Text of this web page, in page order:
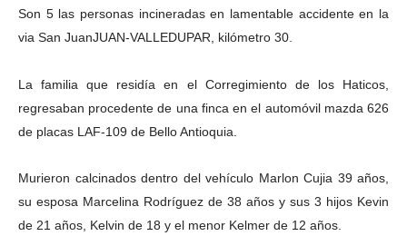
Son 5 las personas incineradas en lamentable accidente en la
via San JuanJUAN-VALLEDUPAR, kilómetro 30.
La familia que residía en el Corregimiento de los Haticos,
regresaban procedente de una finca en el automóvil mazda 626
de placas LAF-109 de Bello Antioquia.
Murieron calcinados dentro del vehículo Marlon Cujia 39 años,
su esposa Marcelina Rodríguez de 38 años y sus 3 hijos Kevin
de 21 años, Kelvin de 18 y el menor Kelmer de 12 años.